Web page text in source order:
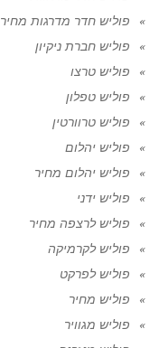
פוליש חדר מדרגות מחיר
פוליש חברת ניקיון
פוליש טרצו
פוליש טפלון
פוליש טרוורטין
פוליש יהלום
פוליש יהלום מחיר
פוליש ידני
פוליש לרצפה מחיר
פוליש לקרמיקה
פוליש לפרקט
פוליש מחיר
פוליש מגוויר